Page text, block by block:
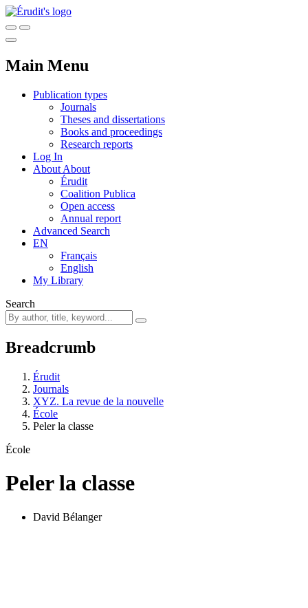
Main Menu
Publication types
Journals
Theses and dissertations
Books and proceedings
Research reports
Log In
About About
Érudit
Coalition Publica
Open access
Annual report
Advanced Search
EN
Français
English
My Library
Search
Breadcrumb
Érudit
Journals
XYZ. La revue de la nouvelle
École
Peler la classe
École
Peler la classe
David Bélanger